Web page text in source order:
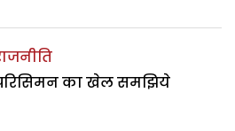
का खेल समझिये